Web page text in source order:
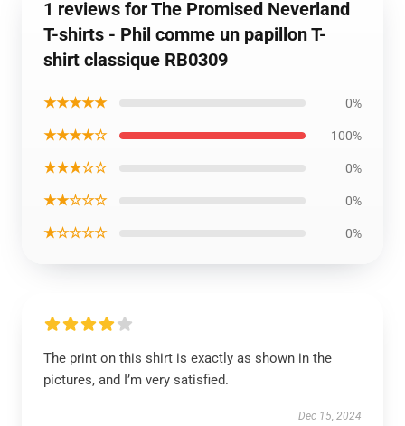
1 reviews for The Promised Neverland
T-shirts - Phil comme un papillon T-
shirt classique RB0309
★★★★★ 0%
★★★★☆ 100%
★★★☆☆ 0%
★★☆☆☆ 0%
★☆☆☆☆ 0%
The print on this shirt is exactly as shown in the
pictures, and I’m very satisfied.
Dec 15, 2024